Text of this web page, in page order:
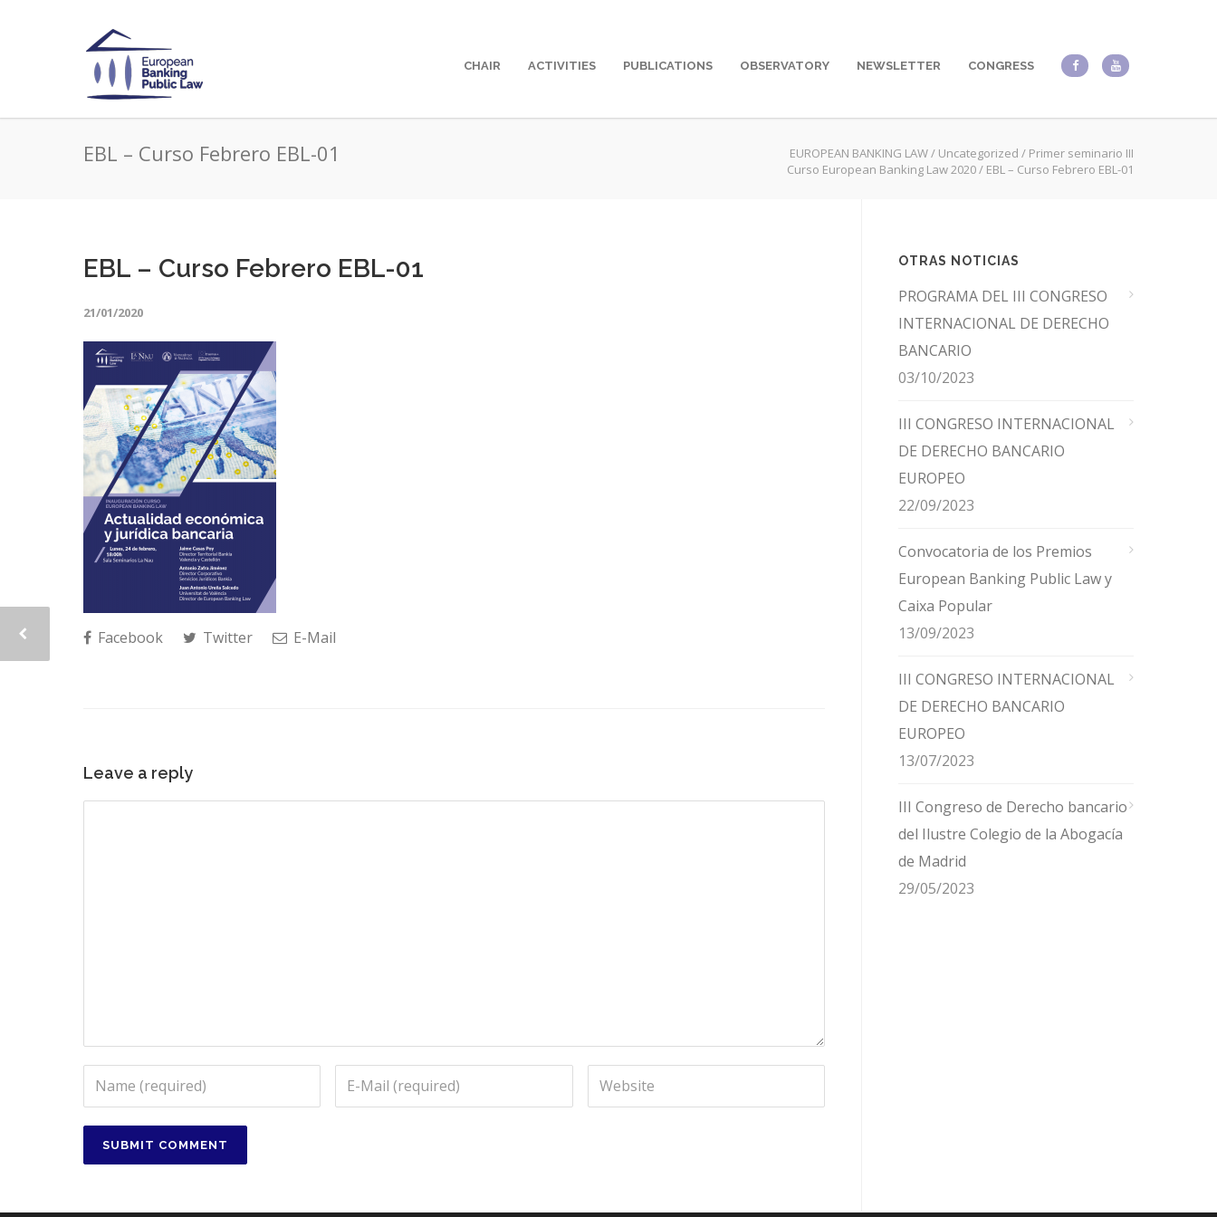
CHAIR ACTIVITIES PUBLICATIONS OBSERVATORY NEWSLETTER CONGRESS
EBL – Curso Febrero EBL-01 EUROPEAN BANKING LAW/ Uncategorized / Primer seminario III
Curso European Banking Law 2020/ EBL – Curso Febrero EBL-01
EBL – Curso Febrero EBL-01
21/01/2020
Facebook Twitter E-Mail
Leave a reply
OTRAS NOTICIAS
PROGRAMA DEL III CONGRESO
INTERNACIONAL DE DERECHO
BANCARIO
03/10/2023
III CONGRESO INTERNACIONAL
DE DERECHO BANCARIO
EUROPEO
22/09/2023
Convocatoria de los Premios
European Banking Public Law y
Caixa Popular
13/09/2023
III CONGRESO INTERNACIONAL
DE DERECHO BANCARIO
EUROPEO
13/07/2023
III Congreso de Derecho bancario
del Ilustre Colegio de la Abogacía
de Madrid
29/05/2023